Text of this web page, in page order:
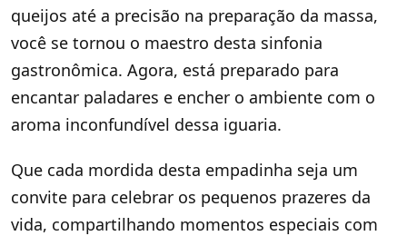
queijos até a precisão na preparação da massa,
você se tornou o maestro desta sinfonia
gastronômica. Agora, está preparado para
encantar paladares e encher o ambiente com o
aroma inconfundível dessa iguaria.
Que cada mordida desta empadinha seja um
convite para celebrar os pequenos prazeres da
vida, compartilhando momentos especiais com